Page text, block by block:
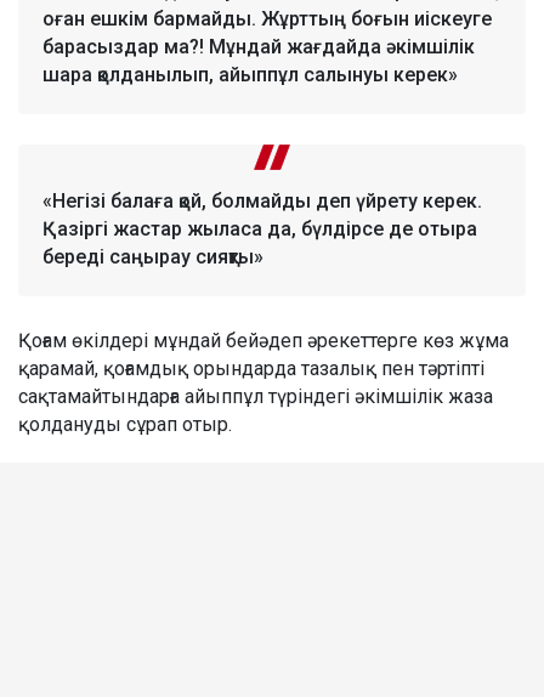
оған ешкім бармайды. Жұрттың боғын иіскеуге
барасыздар ма?! Мұндай жағдайда әкімшілік
шара қолданылып, айыппұл салынуы керек»
«Негізі балаға қой, болмайды деп үйрету керек.
Қазіргі жастар жыласа да, бүлдірсе де отыра
береді саңырау сияқты»
Қоғам өкілдері мұндай бейәдеп әрекеттерге көз жұма
қарамай, қоғамдық орындарда тазалық пен тәртіпті
сақтамайтындарға айыппұл түріндегі әкімшілік жаза
қолдануды сұрап отыр.